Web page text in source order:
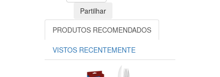
Partilhar
PRODUTOS RECOMENDADOS
VISTOS RECENTEMENTE